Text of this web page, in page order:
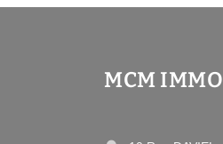
MCM IMMO